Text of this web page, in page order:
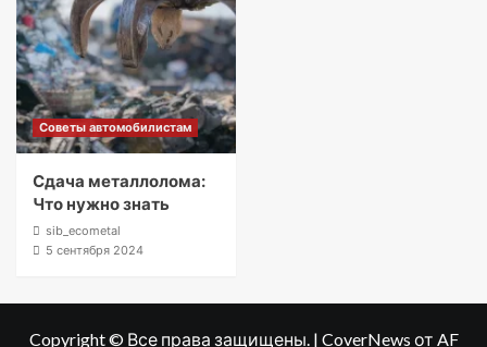
Советы автомобилистам
Сдача металлолома:
Что нужно знать
sib_ecometal
5 сентября 2024
Copyright © Все права защищены. | CoverNews от AF